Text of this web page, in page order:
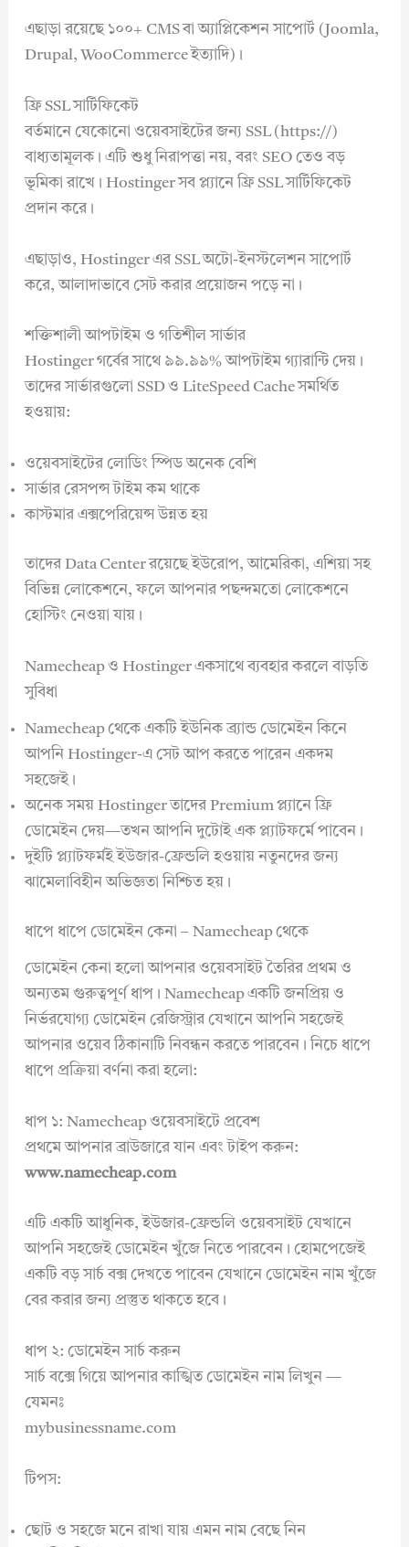
এছাড়া রয়েছে ১০০+ CMS বা অ্যাপ্লিকেশন সাপোর্ট (Joomla,
Drupal, WooCommerce ইত্যাদি)।
ফ্রি SSL সার্টিফিকেট
বর্তমানে যেকোনো ওয়েবসাইটের জন্য SSL (https://)
বাধ্যতামূলক। এটি শুধু নিরাপত্তা নয়, বরং SEO তেও বড়
ভূমিকা রাখে। Hostinger সব প্ল্যানে ফ্রি SSL সার্টিফিকেট
প্রদান করে।
এছাড়াও, Hostinger এর SSL অটো-ইনস্টলেশন সাপোর্ট
করে, আলাদাভাবে সেট করার প্রয়োজন পড়ে না।
শক্তিশালী আপটাইম ও গতিশীল সার্ভার
Hostinger গর্বের সাথে ৯৯.৯৯% আপটাইম গ্যারান্টি দেয়।
তাদের সার্ভারগুলো SSD ও LiteSpeed Cache সমর্থিত
হওয়ায়:
ওয়েবসাইটের লোডিং স্পিড অনেক বেশি
সার্ভার রেসপন্স টাইম কম থাকে
কাস্টমার এক্সপেরিয়েন্স উন্নত হয়
তাদের Data Center রয়েছে ইউরোপ, আমেরিকা, এশিয়া সহ
বিভিন্ন লোকেশনে, ফলে আপনার পছন্দমতো লোকেশনে
হোস্টিং নেওয়া যায়।
Namecheap ও Hostinger একসাথে ব্যবহার করলে বাড়তি
সুবিধা
Namecheap থেকে একটি ইউনিক ব্র্যান্ড ডোমেইন কিনে
আপনি Hostinger-এ সেট আপ করতে পারেন একদম
সহজেই।
অনেক সময় Hostinger তাদের Premium প্ল্যানে ফ্রি
ডোমেইন দেয়—তখন আপনি দুটোই এক প্ল্যাটফর্মে পাবেন।
দুইটি প্ল্যাটফর্মই ইউজার-ফ্রেন্ডলি হওয়ায় নতুনদের জন্য
ঝামেলাবিহীন অভিজ্ঞতা নিশ্চিত হয়।
ধাপে ধাপে ডোমেইন কেনা – Namecheap থেকে
ডোমেইন কেনা হলো আপনার ওয়েবসাইট তৈরির প্রথম ও
অন্যতম গুরুত্বপূর্ণ ধাপ। Namecheap একটি জনপ্রিয় ও
নির্ভরযোগ্য ডোমেইন রেজিস্ট্রার যেখানে আপনি সহজেই
আপনার ওয়েব ঠিকানাটি নিবন্ধন করতে পারবেন। নিচে ধাপে
ধাপে প্রক্রিয়া বর্ণনা করা হলো:
ধাপ ১: Namecheap ওয়েবসাইটে প্রবেশ
প্রথমে আপনার ব্রাউজারে যান এবং টাইপ করুন:
www.namecheap.com
এটি একটি আধুনিক, ইউজার-ফ্রেন্ডলি ওয়েবসাইট যেখানে
আপনি সহজেই ডোমেইন খুঁজে নিতে পারবেন। হোমপেজেই
একটি বড় সার্চ বক্স দেখতে পাবেন যেখানে ডোমেইন নাম খুঁজে
বের করার জন্য প্রস্তুত থাকতে হবে।
ধাপ ২: ডোমেইন সার্চ করুন
সার্চ বক্সে গিয়ে আপনার কাঙ্খিত ডোমেইন নাম লিখুন —
যেমনঃ
mybusinessname.com
টিপস:
ছোট ও সহজে মনে রাখা যায় এমন নাম বেছে নিন